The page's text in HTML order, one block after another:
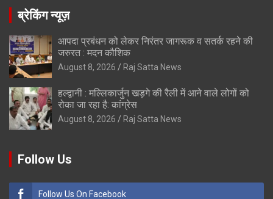
ब्रेकिंग न्यूज़
आपदा प्रबंधन को लेकर निरंतर जागरूक व सतर्क रहने की
जरुरत : मदन कौशिक
August 8, 2026 Raj Satta News
हल्द्वानी : मल्लिकार्जुन खड़गे की रैली में आने वाले लोगों को
रोका जा रहा है: कांग्रेस
August 8, 2026 Raj Satta News
Follow Us
Follow Us On Facebook